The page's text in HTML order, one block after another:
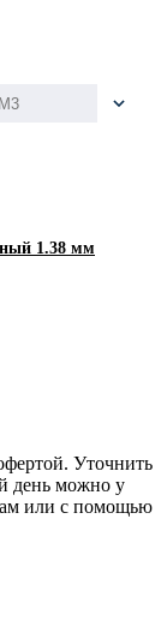
1.38 мм
Уточнить
день можно у
или с помощью